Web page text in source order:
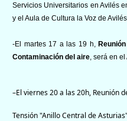
Servicios Universitarios en Avilés
y el Aula de Cultura la Voz de Avilés.
-El martes 17 a las 19 h,
Contaminación del aire, será en
–El viernes 20 a las 20h, Reunión
Tensión "Anillo Central de Asturias"